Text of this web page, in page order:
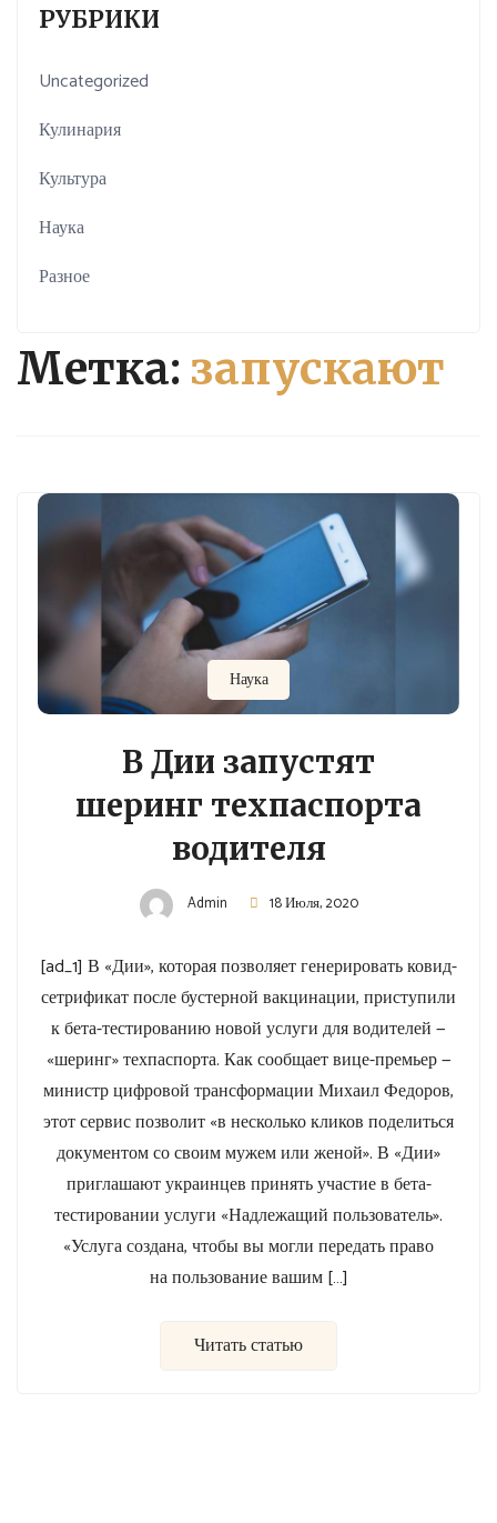
Метка: запускают
Наука
В Дии запустят
шеринг техпаспорта
водителя
Admin 18 Июля, 2020
[ad_1] В «Дии», которая позволяет генерировать ковид-
сетрификат после бустерной вакцинации, приступили
к бета-тестированию новой услуги для водителей —
«шеринг» техпаспорта. Как сообщает вице-премьер —
министр цифровой трансформации Михаил Федоров,
этот сервис позволит «в несколько кликов поделиться
документом со своим мужем или женой». В «Дии»
приглашают украинцев принять участие в бета-
тестировании услуги «Надлежащий пользователь».
«Услуга создана, чтобы вы могли передать право
на пользование вашим […]
Читать статью
РУБРИКИ
Uncategorized
Кулинария
Культура
Наука
Разное